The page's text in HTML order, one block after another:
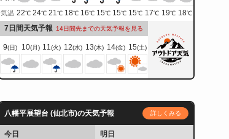
気温 22℃ 24℃ 21℃ 18℃ 16℃ 15℃ 15℃ 15℃ 17℃ 19℃ 18℃
7日間天気予報 14日間先までの天気予報を見る
9(日) 10(月) 11(火) 12(水) 13(木) 14(金) 15(土)
八幡平展望台 (仙北市)の天気予報 詳しくみる
今日
明日